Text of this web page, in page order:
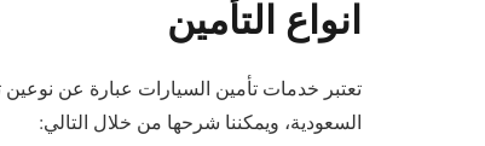
انواع التأمين
تعتبر خدمات تأمين السيارات عبارة عن
السعودية، ويمكننا شرحها من خلال التالي: